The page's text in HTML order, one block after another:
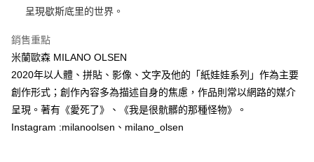
宅配呈現歇斯底里的世界。
銷售重點
米蘭歐森 MILANO OLSEN
2020年以人體、拼貼、影像、文字及他的「紙娃娃系列」作為主要
創作形式；創作內容多為描述自身的焦慮，作品則常以網路的媒介
呈現。著有《愛死了》、《我是很骯髒的那種怪物》。
Instagram :milanoolsen、milano_olsen